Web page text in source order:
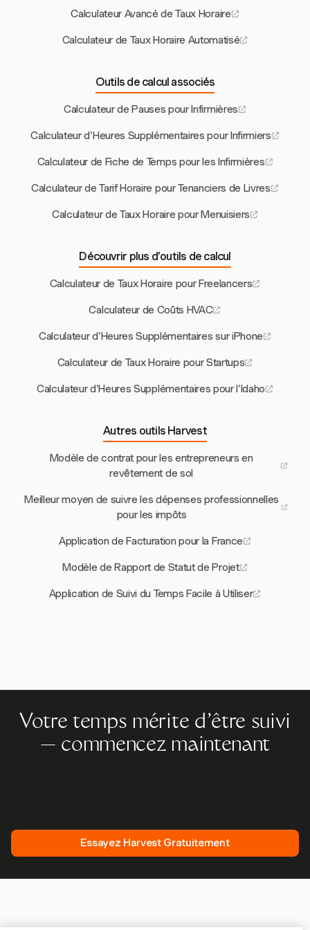
Calculateur Avancé de Taux Horaire
Calculateur de Taux Horaire Automatisé
Outils de calcul associés
Calculateur de Pauses pour Infirmières
Calculateur d'Heures Supplémentaires pour Infirmiers
Calculateur de Fiche de Temps pour les Infirmières
Calculateur de Tarif Horaire pour Tenanciers de Livres
Calculateur de Taux Horaire pour Menuisiers
Découvrir plus d’outils de calcul
Calculateur de Taux Horaire pour Freelancers
Calculateur de Coûts HVAC
Calculateur d'Heures Supplémentaires sur iPhone
Calculateur de Taux Horaire pour Startups
Calculateur d'Heures Supplémentaires pour l'Idaho
Autres outils Harvest
Modèle de contrat pour les entrepreneurs en
revêtement de sol
Meilleur moyen de suivre les dépenses professionnelles
pour les impôts
Application de Facturation pour la France
Modèle de Rapport de Statut de Projet
Application de Suivi du Temps Facile à Utiliser
Votre temps mérite d'être suivi
— commencez maintenant
Essayez Harvest Gratuitement